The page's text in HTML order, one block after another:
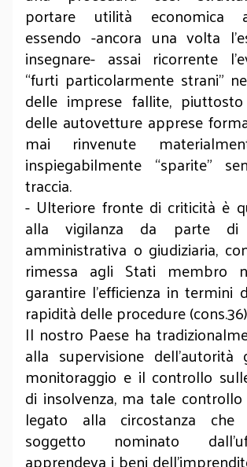
portare utilità economica
essendo -ancora una volta
insegnare- assai ricorrente
“furti particolarmente strani”
delle imprese fallite,
delle autovetture apprese
mai rinvenute
inspiegabilmente “sparite”
traccia.
- Ulteriore fronte di criticità è
alla vigilanza da parte di
amministrativa o giudiziaria,
rimessa agli Stati membro
garantire l’efficienza in termini
rapidità delle procedure
Il nostro Paese ha
alla supervisione dell’autorità
monitoraggio e il controllo
di insolvenza, ma tale
legato alla circostanza
soggetto nominato